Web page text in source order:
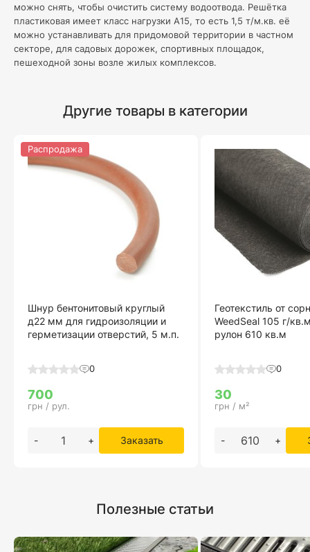
можно снять, чтобы очистить систему водоотвода. Решётка
пластиковая имеет класс нагрузки А15, то есть 1,5 т/м.кв. её
можно устанавливать для придомовой территории в частном
секторе, для садовых дорожек, спортивных площадок,
пешеходной зоны возле жилых комплексов.
Другие товары в категории
Шнур бентонитовый круглый
д22 мм для гидроизоляции и
герметизации отверстий, 5 м.п.
0
700
грн / рул.
- + Заказать
Распродажа
Геотекстиль от
WeedSeal 105 г/
рулон 610 кв.м
0
30
грн / м²
- +
Полезные статьи